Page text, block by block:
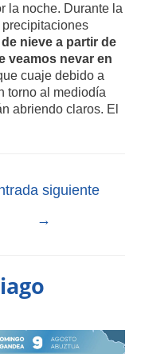
la noche. Durante la
nieve a partir de
veamos nevar en
cuaje debido a
torno al mediodía
abriendo claros. El
siguiente
→